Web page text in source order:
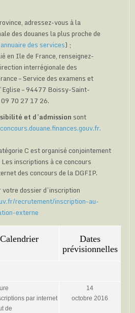
adressez-vous à la
des douanes la plus proche de
annuaire des services) ;
en Ile de France, renseignez-
interrégionale des
– Service des examens et
– 94477 Boissy-Saint-
70 27 17 26.
et d’admission sont
C est organisé conjointement
inscriptions à ce concours
des concours de la DGFIP.
dossier d’inscription
recrutement/inscription-au-
externe
Calendrier
Dates
prévisionnelles
par internet
de
14
octobre 2016